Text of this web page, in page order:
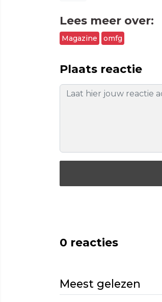
Lees meer over:
Magazine omfg
Plaats reactie
0 reacties
Meest gelezen